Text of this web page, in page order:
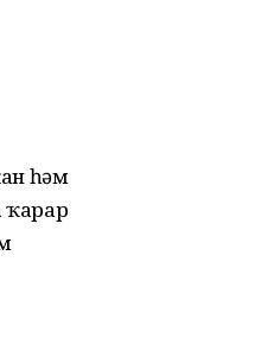
һәм
ҡарар